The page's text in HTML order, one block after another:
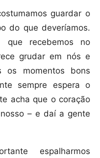
guardar o
do que deveríamos.
que recebemos no
grudar em nós e
os momentos bons
sempre espera o
acha que o coração
– e daí a gente
espalharmos